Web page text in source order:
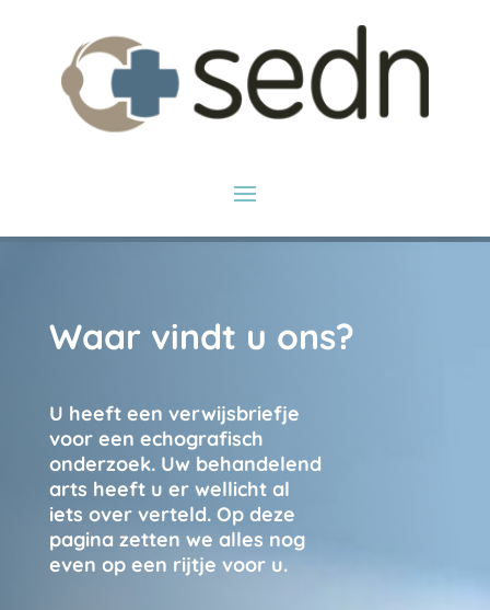
Waar vindt u ons?
U heeft een verwijsbriefje
voor een echografisch
onderzoek. Uw behandelend
arts heeft u er wellicht al
iets over verteld. Op deze
pagina zetten we alles nog
even op een rijtje voor u.